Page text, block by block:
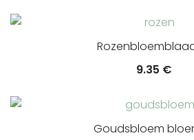
9.35 €
Goudsbloem